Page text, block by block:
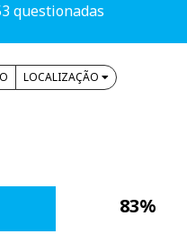
questionadas
LOCALIZAÇÃO
83%